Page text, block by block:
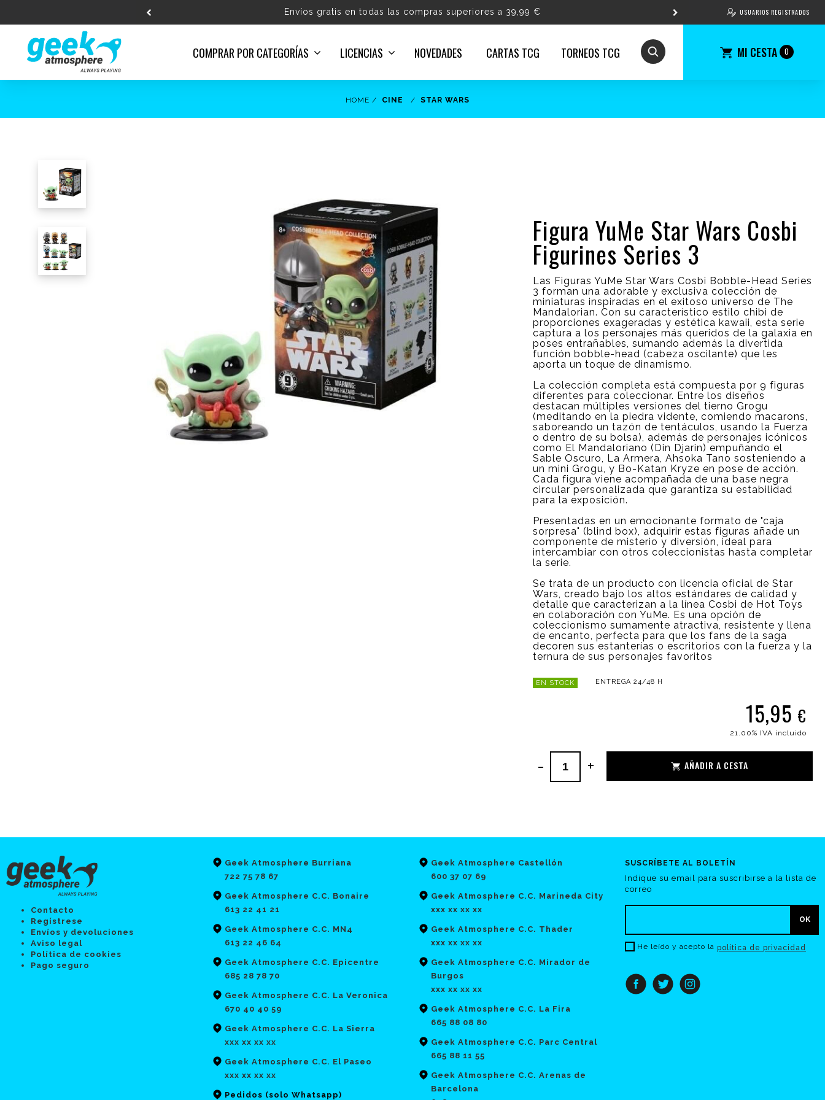
Envíos gratis en todas las compras superiores a 39,99 €
MI CESTA 0
USUARIOS REGISTRADOS
COMPRAR POR CATEGORÍAS LICENCIAS NOVEDADES CARTAS TCG TORNEOS TCG
HOME CINE STAR WARS
Figura YuMe Star Wars Cosbi
Figurines Series 3
Las Figuras YuMe Star Wars Cosbi Bobble-Head Series
3 forman una adorable y exclusiva colección de
miniaturas inspiradas en el exitoso universo de The
Mandalorian. Con su característico estilo chibi de
proporciones exageradas y estética kawaii, esta serie
captura a los personajes más queridos de la galaxia en
poses entrañables, sumando además la divertida
función bobble-head (cabeza oscilante) que les
aporta un toque de dinamismo.
La colección completa está compuesta por 9 figuras
diferentes para coleccionar. Entre los diseños
destacan múltiples versiones del tierno Grogu
(meditando en la piedra vidente, comiendo macarons,
saboreando un tazón de tentáculos, usando la Fuerza
o dentro de su bolsa), además de personajes icónicos
como El Mandaloriano (Din Djarin) empuñando el
Sable Oscuro, La Armera, Ahsoka Tano sosteniendo a
un mini Grogu, y Bo-Katan Kryze en pose de acción.
Cada figura viene acompañada de una base negra
circular personalizada que garantiza su estabilidad
para la exposición.
Presentadas en un emocionante formato de "caja
sorpresa" (blind box), adquirir estas figuras añade un
componente de misterio y diversión, ideal para
intercambiar con otros coleccionistas hasta completar
la serie.
Se trata de un producto con licencia oficial de Star
Wars, creado bajo los altos estándares de calidad y
detalle que caracterizan a la línea Cosbi de Hot Toys
en colaboración con YuMe. Es una opción de
coleccionismo sumamente atractiva, resistente y llena
de encanto, perfecta para que los fans de la saga
decoren sus estanterías o escritorios con la fuerza y la
ternura de sus personajes favoritos
EN STOCK ENTREGA 24/48 H
15,95 €
21.00% IVA incluido
- + AÑADIR A CESTA
Contacto
Regístrese
Envíos y devoluciones
Aviso legal
Política de cookies
Pago seguro
Geek Atmosphere Burriana
722 75 78 67
Geek Atmosphere C.C. Bonaire
613 22 41 21
Geek Atmosphere C.C. MN4
613 22 46 64
Geek Atmosphere C.C. Epicentre
685 28 78 70
Geek Atmosphere C.C. La Veronica
670 40 40 59
Geek Atmosphere C.C. La Sierra
xxx xx xx xx
Geek Atmosphere C.C. El Paseo
xxx xx xx xx
Pedidos (solo Whatsapp)
Geek Atmosphere Castellón
600 37 07 69
Geek Atmosphere C.C. Marineda City
xxx xx xx xx
Geek Atmosphere C.C. Thader
xxx xx xx xx
Geek Atmosphere C.C. Mirador de
Burgos
xxx xx xx xx
Geek Atmosphere C.C. La Fira
665 88 08 80
Geek Atmosphere C.C. Parc Central
665 88 11 55
Geek Atmosphere C.C. Arenas de
Barcelona
SUSCRÍBETE AL BOLETÍN
Indique su email para suscribirse a la lista de
correo
He leído y acepto la política de privacidad